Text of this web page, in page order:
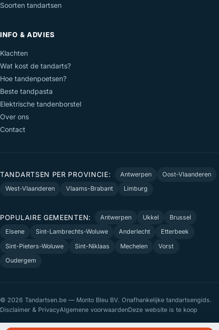
Soorten tandartsen
INFO & ADVIES
Klachten
Wat kost de tandarts?
Hoe tandenpoetsen?
Beste tandpasta
Elektrische tandenborstel
Over ons
Contact
TANDARTSEN PER PROVINCIE: Antwerpen
Oost-Vlaanderen
West-Vlaanderen
Vlaams-Brabant Limburg
POPULAIRE GEMEENTEN: Antwerpen Ukkel
Brussel
Elsene
Sint-Lambrechts-Woluwe Anderlecht
Etterbeek
Sint-Pieters-Woluwe
Sint-Niklaas Mechelen
Vorst
Oudergem
© 2026 Tandartsen.be — Monto Bleu BV. Onafhankelijke tandartsengids.
Disclaimer & PrivacyAlgemene voorwaardenDeze website is te koop